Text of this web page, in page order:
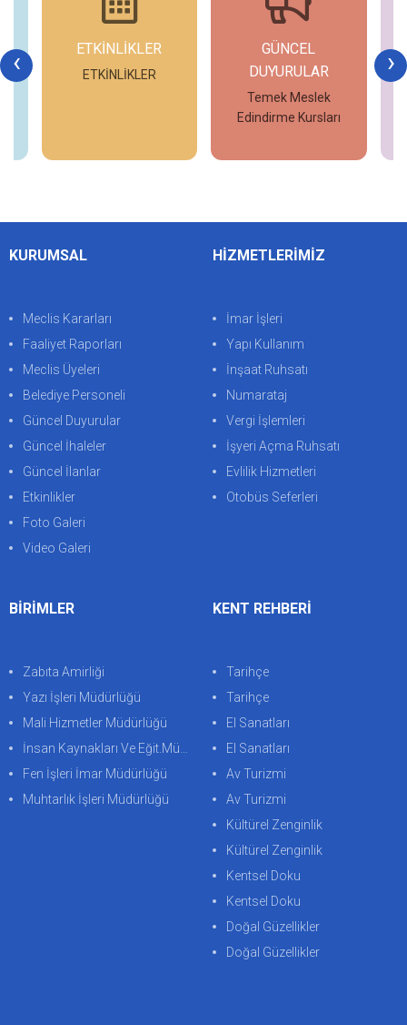
‹ ›
ETKİNLİKLER
ETKİNLİKLER
GÜNCEL
DUYURULAR
Temek Meslek
Edindirme Kursları
KURUMSAL
Meclis Kararları
Faaliyet Raporları
Meclis Üyeleri
Belediye Personeli
Güncel Duyurular
Güncel İhaleler
Güncel İlanlar
Etkinlikler
Foto Galeri
Video Galeri
HİZMETLERİMİZ
İmar İşleri
Yapı Kullanım
İnşaat Ruhsatı
Numarataj
Vergi İşlemleri
İşyeri Açma Ruhsatı
Evlilik Hizmetleri
Otobüs Seferleri
BİRİMLER
Zabıta Amirliği
Yazı İşleri Müdürlüğü
Mali Hizmetler Müdürlüğü
İnsan Kaynakları Ve Eğit.Müdürlüğü
Fen İşleri İmar Müdürlüğü
Muhtarlık İşleri Müdürlüğü
KENT REHBERİ
Tarihçe
Tarihçe
El Sanatları
El Sanatları
Av Turizmi
Av Turizmi
Kültürel Zenginlik
Kültürel Zenginlik
Kentsel Doku
Kentsel Doku
Doğal Güzellikler
Doğal Güzellikler